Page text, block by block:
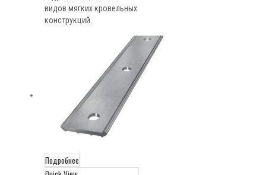
видов мягких кровельных
конструкций.
Подробнее